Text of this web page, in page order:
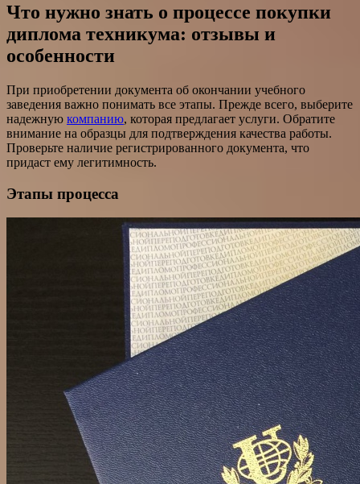
Что нужно знать о процессе покупки
диплома техникума: отзывы и
особенности
При приобретении документа об окончании учебного
заведения важно понимать все этапы. Прежде всего, выберите
надежную компанию, которая предлагает услуги. Обратите
внимание на образцы для подтверждения качества работы.
Проверьте наличие регистрированного документа, что
придаст ему легитимность.
Этапы процесса